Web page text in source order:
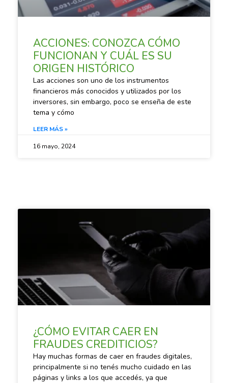
ACCIONES: CONOZCA CÓMO
FUNCIONAN Y CUÁL ES SU
ORIGEN HISTÓRICO
Las acciones son uno de los instrumentos
financieros más conocidos y utilizados por los
inversores, sin embargo, poco se enseña de este
tema y cómo
LEER MÁS »
16 mayo, 2024
¿CÓMO EVITAR CAER EN
FRAUDES CREDITICIOS?
Hay muchas formas de caer en fraudes digitales,
principalmente si no tenés mucho cuidado en las
páginas y links a los que accedés, ya que